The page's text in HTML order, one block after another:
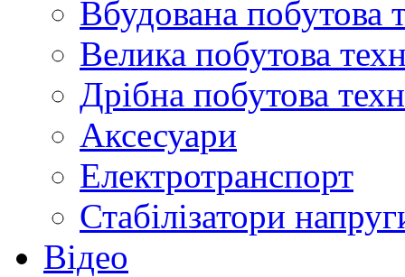
Вбудована побутова
Велика побутова
Дрібна побутова
Аксесуари
Електротранспорт
Стабілізатори
Відео